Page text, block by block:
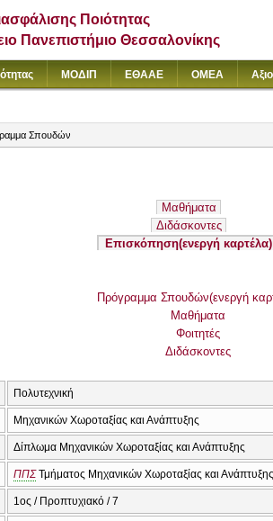
Ποιότητας
Πανεπιστήμιο Θεσσαλονίκης
ΜΟΔΙΠ ΕΘΑΑΕ ΟΜΕΑ
Σπουδών
Μαθήματα
Διδάσκοντες
Επισκόπηση(ενεργή καρτέλα)
Πρόγραμμα Σπουδών(ενεργή
Μαθήματα
Φοιτητές
Διδάσκοντες
Πολυτεχνική
Μηχανικών Χωροταξίας και Ανάπτυξης
Δίπλωμα Μηχανικών Χωροταξίας και Ανάπτυξης
ΠΠΣΤμήματος Μηχανικών Χωροταξίας και
1ος / Προπτυχιακό / 7